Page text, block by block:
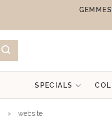
SPECIALS
website